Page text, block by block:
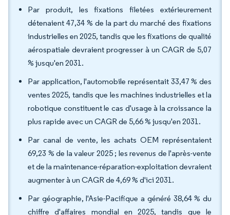
Par produit, les fixations filetées extérieurement
détenaient 47,34 % de la part du marché des fixations
industrielles en 2025, tandis que les fixations de qualité
aérospatiale devraient progresser à un CAGR de 5,07
% jusqu'en 2031.
Par application, l'automobile représentait 33,47 % des
ventes 2025, tandis que les machines industrielles et la
robotique constituent le cas d'usage à la croissance la
plus rapide avec un CAGR de 5,66 % jusqu'en 2031.
Par canal de vente, les achats OEM représentaient
69,23 % de la valeur 2025 ; les revenus de l'après-vente
et de la maintenance-réparation-exploitation devraient
augmenter à un CAGR de 4,69 % d'ici 2031.
Par géographie, l'Asie-Pacifique a généré 38,64 % du
chiffre d'affaires mondial en 2025, tandis que le